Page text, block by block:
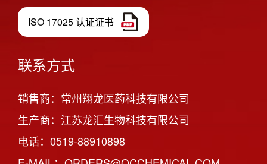
ISO 17025 认证证书
联系方式
销售商：常州翔龙医药科技有限公司
生产商：江苏龙汇生物科技有限公司
电话：0519-88910898